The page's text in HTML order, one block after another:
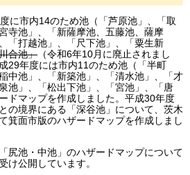
に市内14のため池（「芦原池」、「取
寺池」、「新薩摩池、五藤池、薩摩
「打越池」、「尺下池」、「粟生新
合池」 （令和6年10月に廃止されまし
29年度には市内11のため池（「半町
中池」、「新築池」、「清水池」、「才
池」、「松出下池」、「宮池」、「唐
ドマップを作成しました。平成30年度
の境界にある「深谷池」について、茨木
箕面市版のハザードマップを作成しまし
尻池・中池」のハザードマップについて
け公開しています。